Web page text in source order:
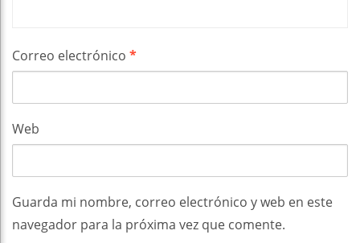
Correo electrónico *
Web
Guarda mi nombre, correo electrónico y web en este
navegador para la próxima vez que comente.